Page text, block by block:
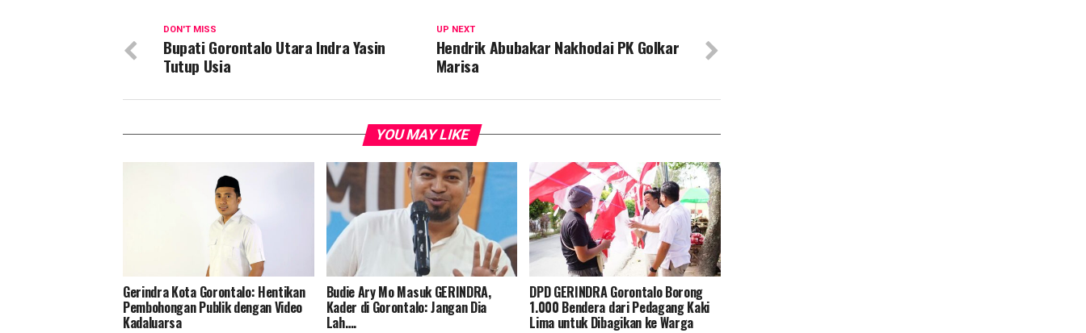
UP NEXT
Hendrik Abubakar Nakhodai PK Golkar
Marisa
DON'T MISS
Bupati Gorontalo Utara Indra Yasin
Tutup Usia
YOU MAY LIKE
Gerindra Kota Gorontalo: Hentikan
Pembohongan Publik dengan Video
Kadaluarsa
Budie Ary Mo Masuk GERINDRA,
Kader di Gorontalo: Jangan Dia
Lah….
DPD GERINDRA Gorontalo Borong
1.000 Bendera dari Pedagang Kaki
Lima untuk Dibagikan ke Warga